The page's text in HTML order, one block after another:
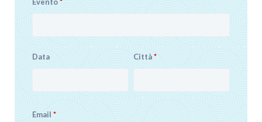
Data Città*
Email *